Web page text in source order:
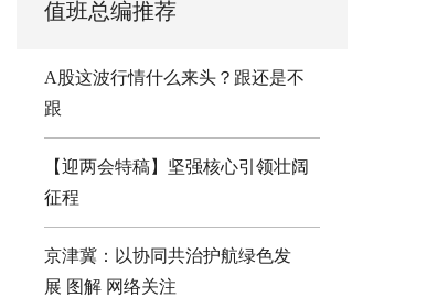
值班总编推荐
A股这波行情什么来头？跟还是不
跟
【迎两会特稿】坚强核心引领壮阔
征程
京津冀：以协同共治护航绿色发
展 图解 网络关注